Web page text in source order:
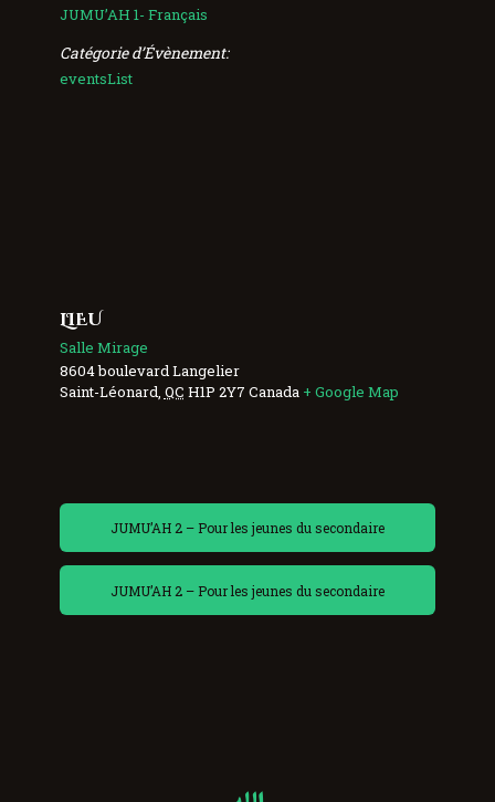
JUMU’AH 1- Français
Catégorie d’Évènement:
eventsList
LIEU
Salle Mirage
8604 boulevard Langelier
Saint-Léonard QC H1P 2Y7 Canada + Google Map
JUMU’AH 2 – Pour les jeunes du secondaire
JUMU’AH 2 – Pour les jeunes du secondaire